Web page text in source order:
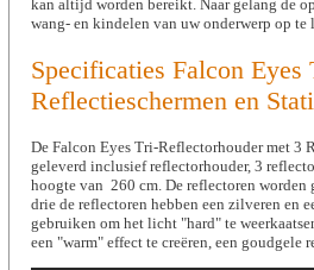
kan altijd worden bereikt. Naar gelang de
wang- en kindelen van uw onderwerp op te
Specificaties Falcon
Reflectieschermen en
De Falcon Eyes Tri-Reflectorhouder met 3
geleverd inclusief reflectorhouder, 3
hoogte van 260 cm. De reflectoren
drie de reflectoren hebben een zilveren en
gebruiken om het licht "hard" te
een "warm" effect te creëren, een goudgele